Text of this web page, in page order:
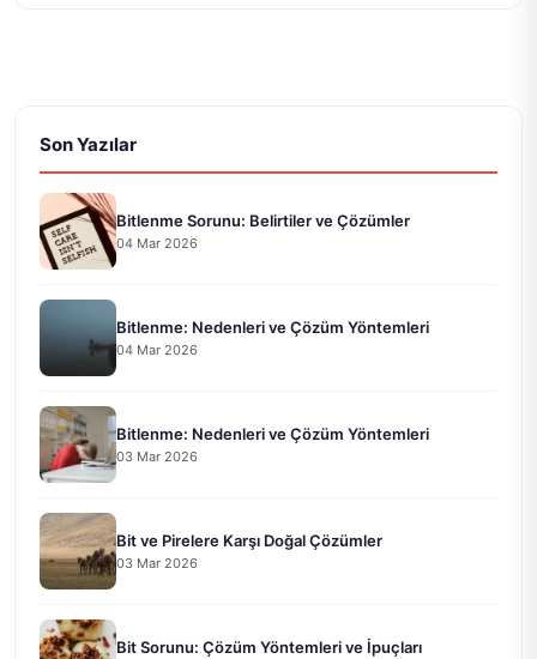
Son Yazılar
Bitlenme Sorunu: Belirtiler ve Çözümler
04 Mar 2026
Bitlenme: Nedenleri ve Çözüm Yöntemleri
04 Mar 2026
Bitlenme: Nedenleri ve Çözüm Yöntemleri
03 Mar 2026
Bit ve Pirelere Karşı Doğal Çözümler
03 Mar 2026
Bit Sorunu: Çözüm Yöntemleri ve İpuçları